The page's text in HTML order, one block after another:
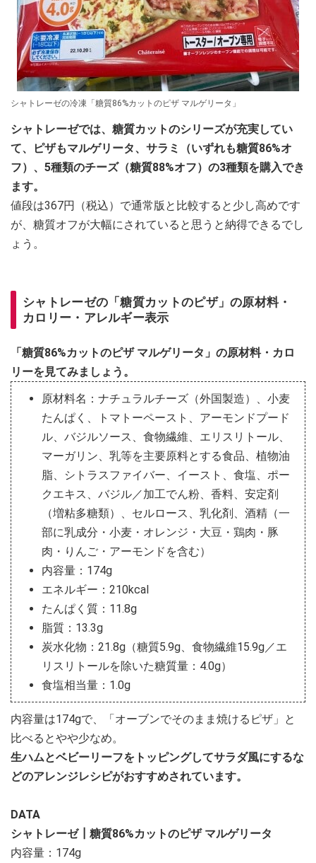
シャトレーゼの冷凍「糖質86%カットのピザ マルゲリータ」
シャトレーゼでは、糖質カットのシリーズが充実してい
て、ピザもマルゲリータ、サラミ（いずれも糖質86%オ
フ）、5種類のチーズ（糖質88%オフ）の3種類を購入でき
ます。
値段は367円（税込）で通常版と比較すると少し高めです
が、糖質オフが大幅にされていると思うと納得できるでし
ょう。
シャトレーゼの「糖質カットのピザ」の原材料・
カロリー・アレルギー表示
「糖質86%カットのピザ マルゲリータ」の原材料・カロ
リーを見てみましょう。
原材料名：ナチュラルチーズ（外国製造）、小麦
たんぱく、トマトーペースト、アーモンドプード
ル、バジルソース、食物繊維、エリスリトール、
マーガリン、乳等を主要原料とする食品、植物油
脂、シトラスファイバー、イースト、食塩、ポー
クエキス、バジル／加工でん粉、香料、安定剤
（増粘多糖類）、セルロース、乳化剤、酒精（一
部に乳成分・小麦・オレンジ・大豆・鶏肉・豚
肉・りんご・アーモンドを含む）
内容量：174g
エネルギー：210kcal
たんぱく質：11.8g
脂質：13.3g
炭水化物：21.8g（糖質5.9g、食物繊維15.9g／エ
リスリトールを除いた糖質量：4.0g）
食塩相当量：1.0g
内容量は174gで、「オーブンでそのまま焼けるピザ」と
比べるとやや少なめ。
生ハムとベビーリーフをトッピングしてサラダ風にするな
どのアレンジレシピがおすすめされています。
DATA
シャトレーゼ┃糖質86%カットのピザ マルゲリータ
内容量：174g